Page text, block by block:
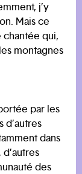
j’y
Mais ce
qui,
montagnes
par les
d’autres
dans
des